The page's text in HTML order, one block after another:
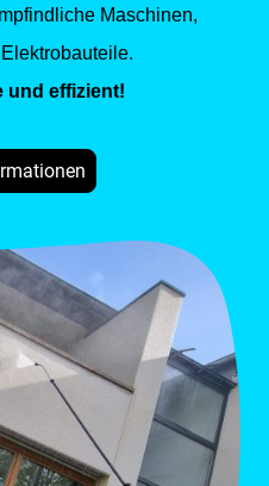
Maschinen,
und effizient!